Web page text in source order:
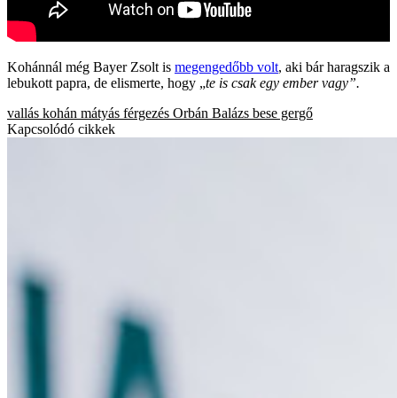
Kohánnál még Bayer Zsolt is megengedőbb volt, aki bár haragszik a
lebukott papra, de elismerte, hogy „te is csak egy ember vagy”.
vallás kohán mátyás férgezés Orbán Balázs bese gergő
Kapcsolódó cikkek